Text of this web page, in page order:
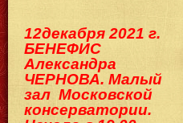
12декабря 2021 г.
БЕНЕФИС
Александра
ЧЕРНОВА. Малый
зал Московской
консерватории.